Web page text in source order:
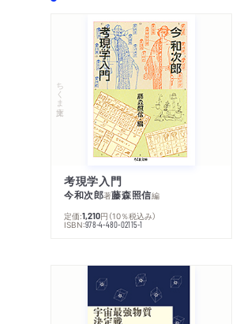
ちくま文庫
考現学入門
今和次郎著藤森照信編
定価:1,210円 （10％税込み）
ISBN:978-4-480-02115-1